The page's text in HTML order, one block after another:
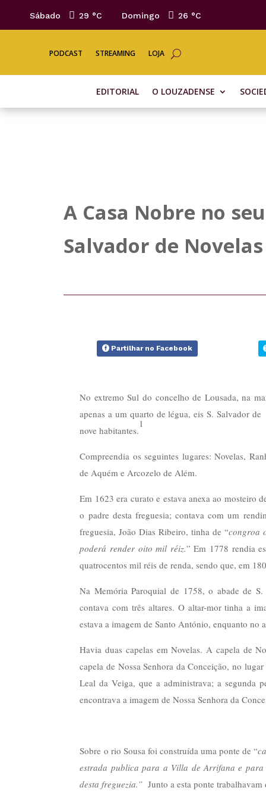
Sábado 29 °C Domingo 26 °C
PODCAST STREAMING LOJA
EDITORIAL O LOUZADENSE
A Casa Nobre no
Salvador de
Partilhar no Facebook
No extremo Sul do concelho de Lousada, na
apenas a um quarto de légua, eis S. Salvador
nove habitantes.
1
Compreendia os seguintes lugares: Novelas,
de Aquém e Arcozelo de Além.
Em 1623 era curato e estava anexa ao mosteiro
o padre desta freguesia; contava com um
freguesia, João Dias Ribeiro, tinha de “congroa
poderá render oito mil réiz.” Em 1778 rendia
quatrocentos mil réis de renda, sendo que, em
Na Memória Paroquial de 1758, o abade de
contava com três altares. O altar-mor tinha a
estava a imagem de Santo António, enquanto no
Havia duas capelas em Novelas. A capela de
capela de Nossa Senhora da Conceição, no
Leal da Veiga, que a administrava; a segunda
encontrava a imagem de Nossa Senhora da
Sobre o rio Sousa foi construída uma ponte de “
estrada publica para a Villa de Arrifana e para
desta freguezia.” Junto a esta ponte